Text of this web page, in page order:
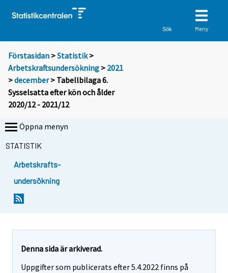
Sök Meny
Förstasidan >Statistik >
Arbetskraftsundersökning > 2021
>december> Tabellbilaga 6.
Sysselsatta efter kön och ålder
2020/12 - 2021/12
Öppna menyn
STATISTIK
Arbetskrafts-
undersökning
Denna sida är arkiverad.
Uppgifter som publicerats efter 5.4.2022 finns på